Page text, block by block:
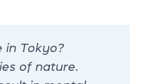
in Tokyo?
of nature.